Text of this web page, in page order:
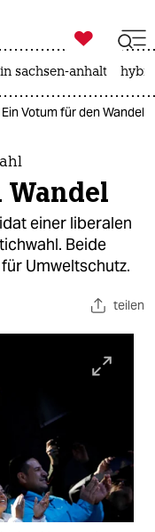

taz zahl ich
sachsen-anhalt
Votum für den Wandel
Wandel
einer liberalen
Beide
Umweltschutz.
teilen